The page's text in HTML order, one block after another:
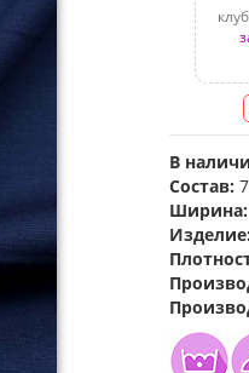
В
Состав:
Ширина:
Изделие: